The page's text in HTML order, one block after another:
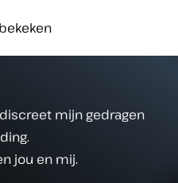
mijn gedragen
jou en mij.